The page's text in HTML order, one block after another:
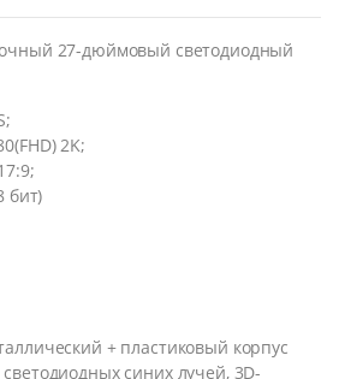
27-дюймовый светодиодный
2K;
бит)
+ пластиковый корпус
синих лучей, 3D-